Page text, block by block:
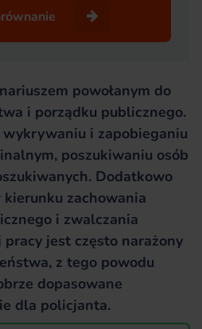
powołanym do
i porządku publicznego.
wykrywaniu i zapobieganiu
poszukiwaniu osób
Dodatkowo
zachowania
i zwalczania
jest często narażony
z tego powodu
dopasowane
dla policjanta.